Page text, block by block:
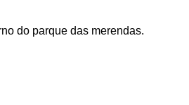
do parque das merendas.